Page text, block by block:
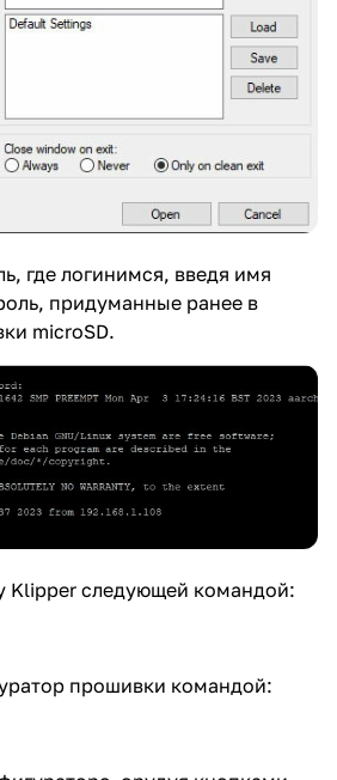
где логинимся, введя имя
придуманные ранее в
microSD.
Klipper следующей командой:
прошивки командой: